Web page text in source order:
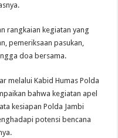
rangkaian kegiatan yang
pemeriksaan pasukan,
doa bersama.
melalui Kabid Humas Polda
bahwa kegiatan apel
kesiapan Polda Jambi
potensi bencana